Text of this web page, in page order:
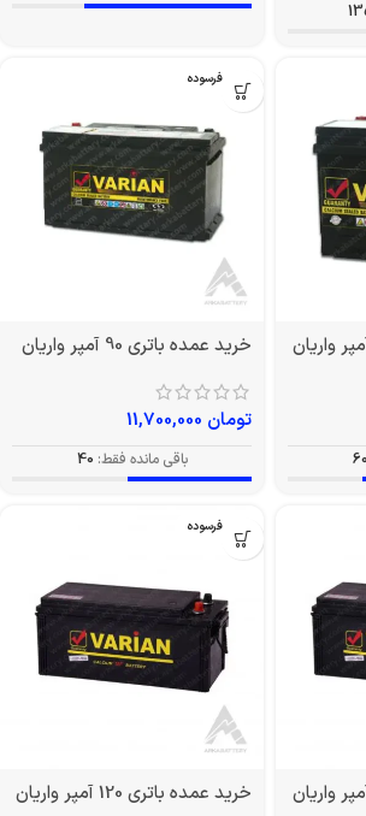
60
بدون فرسوده
خرید عمده باتری 90 آمپر واریان
تومان
باقی مانده فقط: 40
بدون فرسوده
خرید عمده باتری 120 آمپر واریان